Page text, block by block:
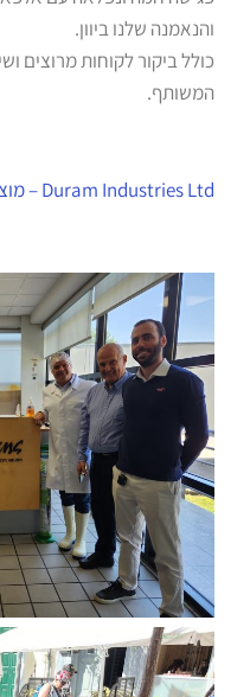
והנאמנה שלנו ביוון.
כולל ביקור לקוחות מרוצים
המשותף.
Duram Industries Ltd – מוצרי גומי